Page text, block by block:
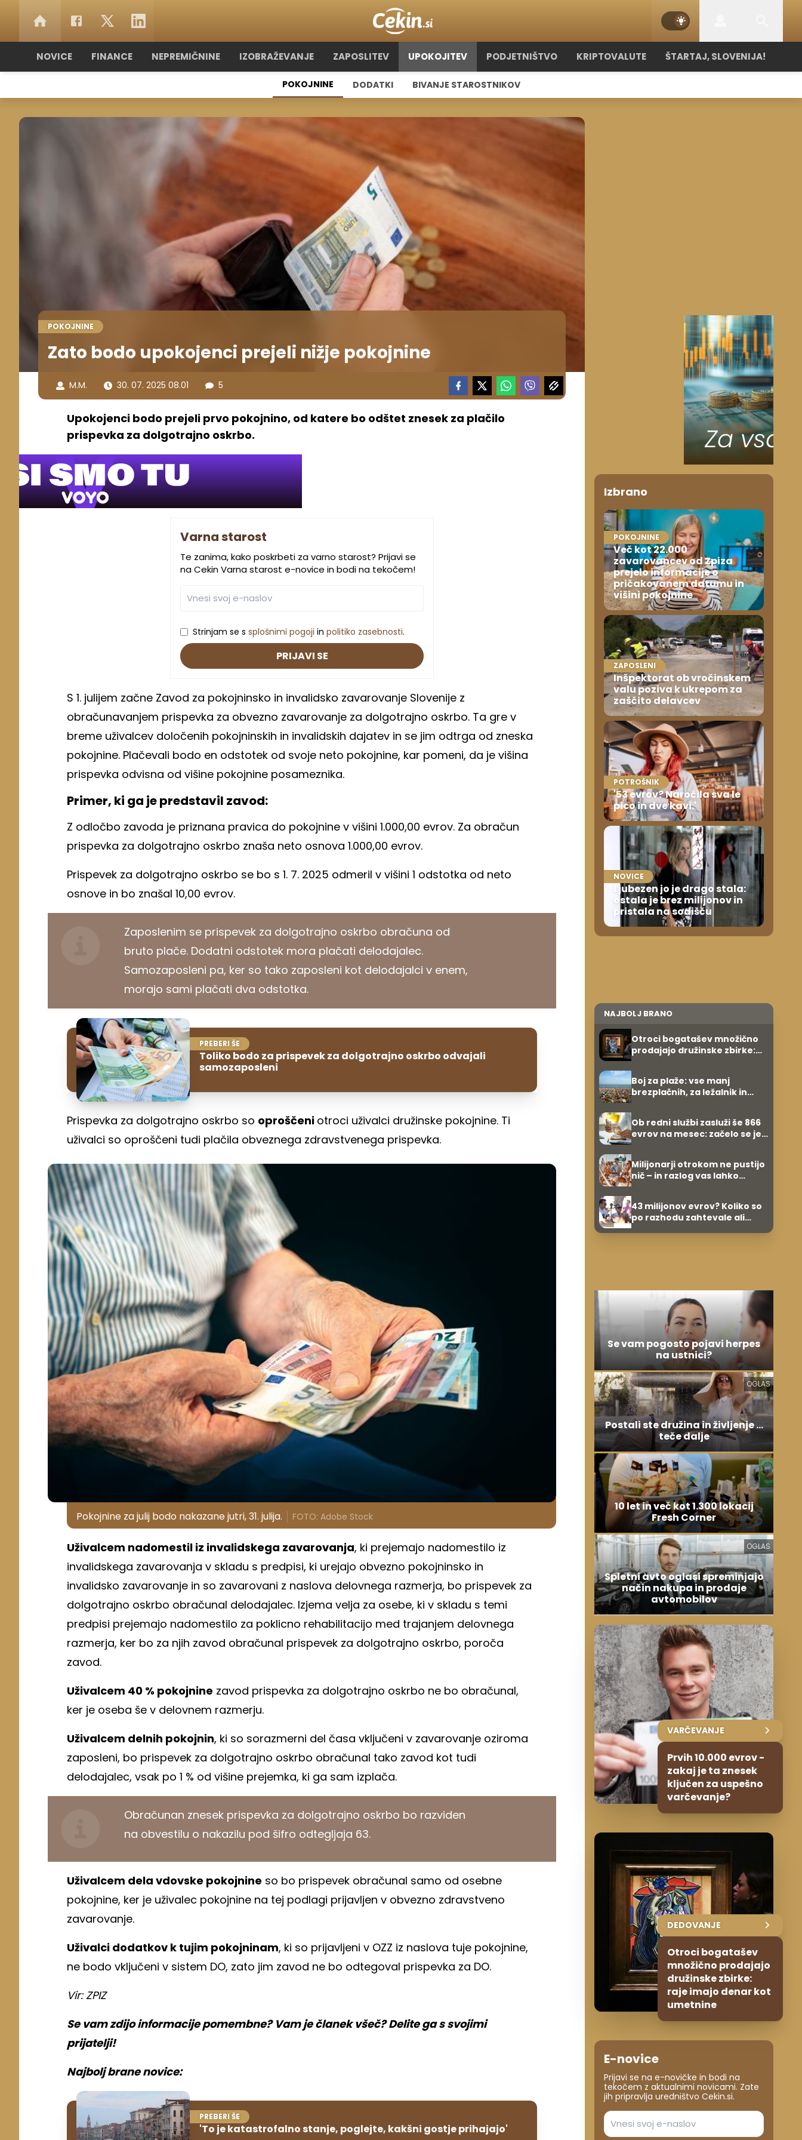
NOVICE FINANCE NEPREMIČNINE IZOBRAŽEVANJE ZAPOSLITEV UPOKOJITEV PODJETNIŠTVO KRIPTOVALUTE ŠTARTAJ, SLOVENIJA!
POKOJNINE DODATKI BIVANJE STAROSTNIKOV
POKOJNINE
Zato bodo upokojenci prejeli nižje pokojnine
M.M. 30. 07. 2025 08.01 5
Upokojenci bodo prejeli prvo pokojnino, od katere bo odštet znesek za plačilo
prispevka za dolgotrajno oskrbo.
Varna starost
Te zanima, kako poskrbeti za varno starost? Prijavi se
na Cekin Varna starost e-novice in bodi na tekočem!
Strinjam se s splošnimi pogoji in politiko zasebnosti.
PRIJAVI SE
S 1. julijem začne Zavod za pokojninsko in invalidsko zavarovanje Slovenije z
obračunavanjem prispevka za obvezno zavarovanje za dolgotrajno oskrbo. Ta gre v
breme uživalcev določenih pokojninskih in invalidskih dajatev in se jim odtrga od zneska
pokojnine. Plačevali bodo en odstotek od svoje neto pokojnine, kar pomeni, da je višina
prispevka odvisna od višine pokojnine posameznika.
Primer, ki ga je predstavil zavod:
Z odločbo zavoda je priznana pravica do pokojnine v višini 1.000,00 evrov. Za obračun
prispevka za dolgotrajno oskrbo znaša neto osnova 1.000,00 evrov.
Prispevek za dolgotrajno oskrbo se bo s 1. 7. 2025 odmeril v višini 1 odstotka od neto
osnove in bo znašal 10,00 evrov.
Zaposlenim se prispevek za dolgotrajno oskrbo obračuna od
bruto plače. Dodatni odstotek mora plačati delodajalec.
Samozaposleni pa, ker so tako zaposleni kot delodajalci v enem,
morajo sami plačati dva odstotka.
PREBERI ŠE
Toliko bodo za prispevek za dolgotrajno oskrbo odvajali
samozaposleni
Prispevka za dolgotrajno oskrbo so oproščeni otroci uživalci družinske pokojnine. Ti
uživalci so oproščeni tudi plačila obveznega zdravstvenega prispevka.
Pokojnine za julij bodo nakazane jutri, 31. julija. FOTO: Adobe Stock
Uživalcem nadomestil iz invalidskega zavarovanja, ki prejemajo nadomestilo iz
invalidskega zavarovanja v skladu s predpisi, ki urejajo obvezno pokojninsko in
invalidsko zavarovanje in so zavarovani z naslova delovnega razmerja, bo prispevek za
dolgotrajno oskrbo obračunal delodajalec. Izjema velja za osebe, ki v skladu s temi
predpisi prejemajo nadomestilo za poklicno rehabilitacijo med trajanjem delovnega
razmerja, ker bo za njih zavod obračunal prispevek za dolgotrajno oskrbo, poroča
zavod.
Uživalcem 40 % pokojnine zavod prispevka za dolgotrajno oskrbo ne bo obračunal,
ker je oseba še v delovnem razmerju.
Uživalcem delnih pokojnin, ki so sorazmerni del časa vključeni v zavarovanje oziroma
zaposleni, bo prispevek za dolgotrajno oskrbo obračunal tako zavod kot tudi
delodajalec, vsak po 1 % od višine prejemka, ki ga sam izplača.
Obračunan znesek prispevka za dolgotrajno oskrbo bo razviden
na obvestilu o nakazilu pod šifro odtegljaja 63.
Uživalcem dela vdovske pokojnine so bo prispevek obračunal samo od osebne
pokojnine, ker je uživalec pokojnine na tej podlagi prijavljen v obvezno zdravstveno
zavarovanje.
Uživalci dodatkov k tujim pokojninam, ki so prijavljeni v OZZ iz naslova tuje pokojnine,
ne bodo vključeni v sistem DO, zato jim zavod ne bo odtegoval prispevka za DO.
Vir: ZPIZ
Se vam zdijo informacije pomembne? Vam je članek všeč? Delite ga s svojimi
prijatelji!
Najbolj brane novice:
PREBERI ŠE
'To je katastrofalno stanje, poglejte, kakšni gostje prihajajo'
Izbrano
POKOJNINE
Več kot 22.000
zavarovancev od Zpiza
prejelo informacije o
pričakovanem datumu in
višini pokojnine
ZAPOSLENI
Inšpektorat ob vročinskem
valu poziva k ukrepom za
zaščito delavcev
POTROŠNIK
'53 evrov? Naročila sva le
pico in dve kavi.'
NOVICE
Ljubezen jo je drago stala:
ostala je brez milijonov in
pristala na sodišču
NAJBOLJ BRANO
Otroci bogatašev množično
prodajajo družinske zbirke:
Boj za plaže: vse manj
brezplačnih, za ležalnik in
Ob redni službi zasluži še 866
evrov na mesec: začelo se je
Milijonarji otrokom ne pustijo
nič – in razlog vas lahko
43 milijonov evrov? Koliko so
po razhodu zahtevale ali
Se vam pogosto pojavi herpes
na ustnici?
OGLAS
Postali ste družina in življenje ...
teče dalje
10 let in več kot 1.300 lokacij
Fresh Corner
OGLAS
Spletni avto oglasi spreminjajo
način nakupa in prodaje
avtomobilov
VARČEVANJE
Prvih 10.000 evrov -
zakaj je ta znesek
ključen za uspešno
varčevanje?
DEDOVANJE
Otroci bogatašev
množično prodajajo
družinske zbirke:
raje imajo denar kot
umetnine
E-novice
Prijavi se na e-novičke in bodi na
tekočem z aktualnimi novicami. Zate
jih pripravlja uredništvo Cekin.si.